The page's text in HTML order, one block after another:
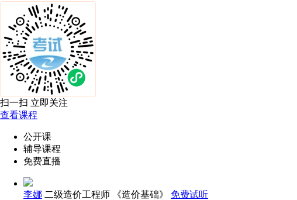
扫一扫 立即关注
查看课程
公开课
辅导课程
免费直播
李娜 二级造价工程师 《造价基础》 免费试听